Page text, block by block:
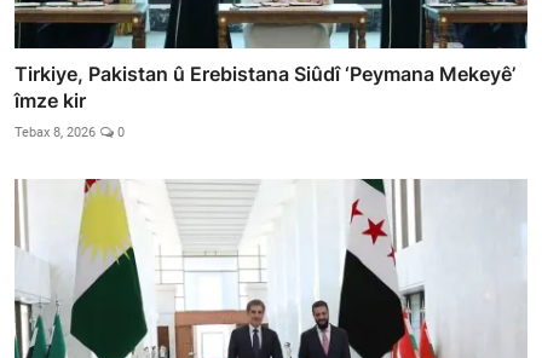
Tirkiye, Pakistan û Erebistana Siûdî ‘Peymana Mekeyê’
îmze kir
Tebax 8, 2026 0